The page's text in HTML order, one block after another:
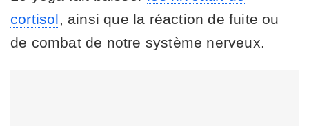
cortisol, ainsi que la réaction de fuite ou
de combat de notre système nerveux.